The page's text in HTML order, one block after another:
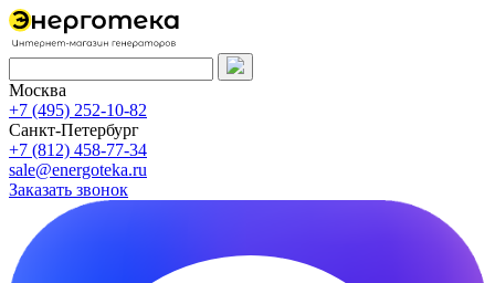
Москва
+7 (495) 252-10-82
Санкт-Петербург
+7 (812) 458-77-34
sale@energoteka.ru
Заказать звонок